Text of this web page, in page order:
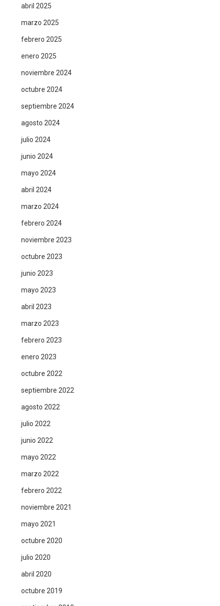
abril 2025
marzo 2025
febrero 2025
enero 2025
noviembre 2024
octubre 2024
septiembre 2024
agosto 2024
julio 2024
junio 2024
mayo 2024
abril 2024
marzo 2024
febrero 2024
noviembre 2023
octubre 2023
junio 2023
mayo 2023
abril 2023
marzo 2023
febrero 2023
enero 2023
octubre 2022
septiembre 2022
agosto 2022
julio 2022
junio 2022
mayo 2022
marzo 2022
febrero 2022
noviembre 2021
mayo 2021
octubre 2020
julio 2020
abril 2020
octubre 2019